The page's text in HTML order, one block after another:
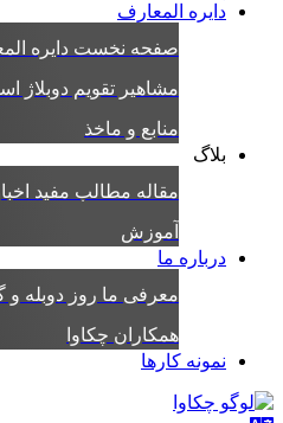
دایره المعارف
صفحه نخست دایره
مشاهیرتقویم دوبلاژ
منابع و ماخذ
بلاگ
مقالهمطالب مفیداخبار و
آموزش
درباره ما
معرفی ماروز دوبله و
همکاران چکاوا
نمونه کارها